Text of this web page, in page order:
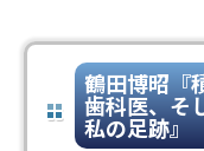
鶴田博昭
歯科医、そ
私の足跡』